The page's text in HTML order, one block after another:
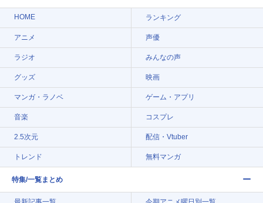
HOME ランキング
アニメ 声優
ラジオ みんなの声
グッズ 映画
マンガ・ラノベ ゲーム・アプリ
音楽 コスプレ
2.5次元 配信・Vtuber
トレンド 無料マンガ
特集/一覧まとめ